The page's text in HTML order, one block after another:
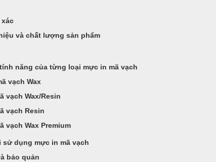
và chất lượng sản phẩm
năng của từng loại mực in mã vạch
vạch Wax
vạch Wax/Resin
vạch Resin
vạch Wax Premium
sử dụng mực in mã vạch
bảo quản